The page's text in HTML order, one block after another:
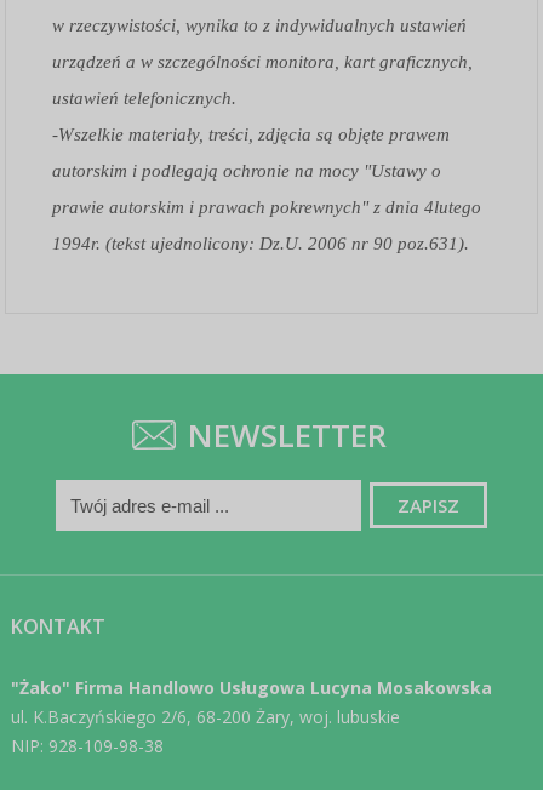
w rzeczywistości, wynika to z indywidualnych ustawień
urządzeń a w szczególności monitora, kart graficznych,
ustawień telefonicznych.
-Wszelkie materiały, treści, zdjęcia są objęte prawem
autorskim i podlegają ochronie na mocy "Ustawy o
prawie autorskim i prawach pokrewnych" z dnia 4lutego
1994r. (tekst ujednolicony: Dz.U. 2006 nr 90 poz.631).
NEWSLETTER
KONTAKT
"Żako" Firma Handlowo Usługowa Lucyna Mosakowska
ul. K.Baczyńskiego 2/6, 68-200 Żary, woj. lubuskie
NIP: 928-109-98-38